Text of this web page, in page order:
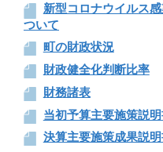
新型コロナウイルス
ついて
町の財政状況
財政健全化判断比率
財務諸表
当初予算主要施策説
決算主要施策成果説